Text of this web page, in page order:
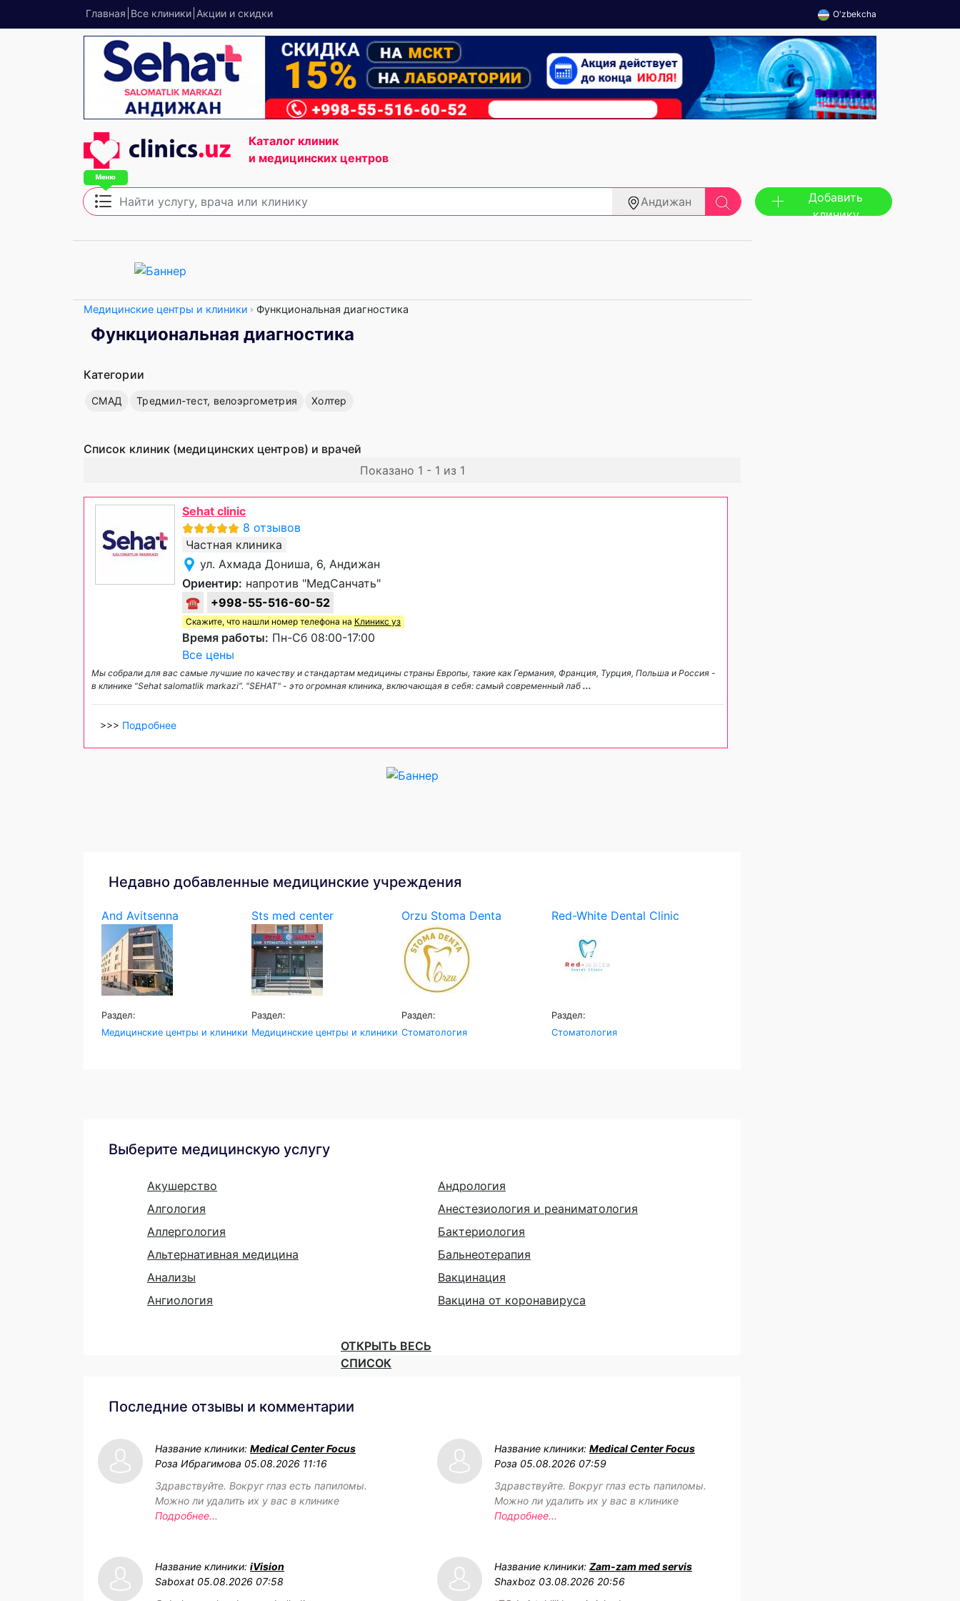
Главная Все клиники Акции и скидки O'zbekcha
Каталог клиник
и медицинских центров
Андижан
Добавить
клинику
Медицинские центры и клиники Функциональная диагностика
Функциональная диагностика
Категории
СМАД Тредмил-тест, велоэргометрия Холтер
Список клиник (медицинских центров) и врачей
Показано 1 - 1 из 1
Sehat clinic
8 отзывов
Частная клиника
ул. Ахмада Дониша, 6, Андижан
Ориентир: напротив "МедСанчать"
☎
+998-55-516-60-52
Скажите, что нашли номер телефона на Клиникс уз
Время работы: Пн-Сб 08:00-17:00
Все цены
Мы собрали для вас самые лучшие по качеству и стандартам медицины страны Европы, такие как Германия, Франция, Турция, Польша и Россия -
в клинике “Sehat salomatlik markazi”. "SEHAT" - это огромная клиника, включающая в себя: самый современный лаб ...
>>> Подробнее
Недавно добавленные медицинские учреждения
And Avitsenna
Раздел:
Медицинские центры и клиники
Sts med center
Раздел:
Медицинские центры и клиники
Orzu Stoma Denta
Раздел:
Стоматология
Red-White Dental Clinic
Раздел:
Стоматология
Выберите медицинскую услугу
Акушерство
Алгология
Аллергология
Альтернативная медицина
Анализы
Ангиология
Андрология
Анестезиология и реаниматология
Бактериология
Бальнеотерапия
Вакцинация
Вакцина от коронавируса
ОТКРЫТЬ ВЕСЬ
СПИСОК
Последние отзывы и комментарии
Название клиники: Medical Center Focus
Роза Ибрагимова 05.08.2026 11:16
Здравствуйте. Вокруг глаз есть папиломы.
Можно ли удалить их у вас в клинике
Подробнее...
Название клиники: Medical Center Focus
Роза 05.08.2026 07:59
Здравствуйте. Вокруг глаз есть папиломы.
Можно ли удалить их у вас в клинике
Подробнее...
Название клиники: iVision
Saboxat 05.08.2026 07:58
Название клиники: Zam-zam med servis
Shaxboz 03.08.2026 20:56